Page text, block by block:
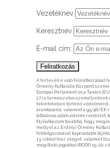
Vezetéknév
Keresztnév
E-mail cím:
A hírlevélre való feliratkozással
Örmény Kulturális Központ
Európai Parlament és a Tanács
27.) a természetes
tekintetében történő védelméről
áramlásáról, valamint a 95/46/
(általános adatvédelmi rendelet,
Nyilatkozom továbbá, hogy
mellyel az Erdélyi Örmény
feldolgozásával kapcsolatos
13. cikke) tesz eleget, valamint
megillető jogokkal (RODO 15-20.